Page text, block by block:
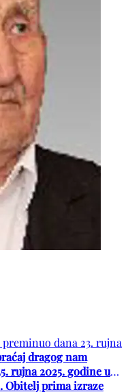
dana 23. rujna
dragog nam
rujna 2025. godine u
Obitelj prima izraze